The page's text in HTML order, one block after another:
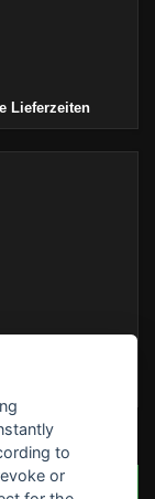
Lieferzeiten
BEWERTUNG
to
or